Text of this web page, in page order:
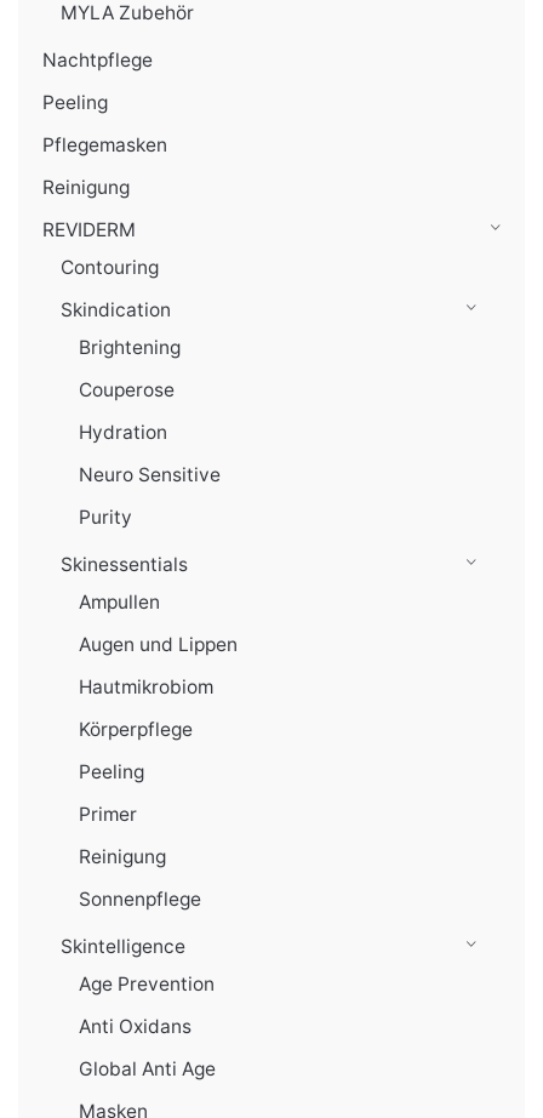
MYLA Zubehör
Nachtpflege
Peeling
Pflegemasken
Reinigung
REVIDERM
Contouring
Skindication
Brightening
Couperose
Hydration
Neuro Sensitive
Purity
Skinessentials
Ampullen
Augen und Lippen
Hautmikrobiom
Körperpflege
Peeling
Primer
Reinigung
Sonnenpflege
Skintelligence
Age Prevention
Anti Oxidans
Global Anti Age
Masken